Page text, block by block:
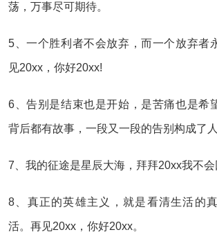
荡，万事尽可期待。
5、一个胜利者不会放弃，而一个放弃者
见20xx，你好20xx!
6、告别是结束也是开始，是苦痛也是希
背后都有故事，一段又一段的告别构成了人
7、我的征途是星辰大海，拜拜20xx我不会
8、真正的英雄主义，就是看清生活的
活。再见20xx，你好20xx。